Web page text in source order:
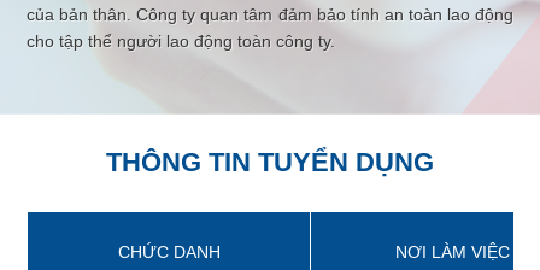
của bản thân. Công ty quan tâm đảm bảo tính an toàn lao động
cho tập thể người lao động toàn công ty.
THÔNG TIN TUYỂN DỤNG
CHỨC DANH NƠI LÀM VIỆC